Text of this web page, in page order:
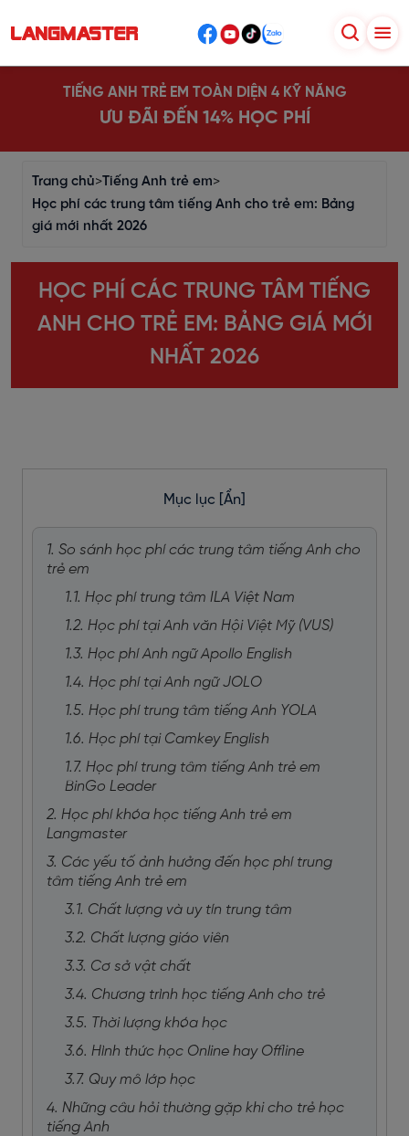
TIẾNG ANH TRẺ EM TOÀN DIỆN 4 KỸ NĂNG
ƯU ĐÃI ĐẾN 14% HỌC PHÍ
Trang chủ>Tiếng Anh trẻ em>
Học phí các trung tâm tiếng Anh cho trẻ em: Bảng
giá mới nhất 2026
HỌC PHÍ CÁC TRUNG TÂM TIẾNG
ANH CHO TRẺ EM: BẢNG GIÁ MỚI
NHẤT 2026
Mục lục [Ẩn]
1. So sánh học phí các trung tâm tiếng Anh cho
trẻ em
1.1. Học phí trung tâm ILA Việt Nam
1.2. Học phí tại Anh văn Hội Việt Mỹ (VUS)
1.3. Học phí Anh ngữ Apollo English
1.4. Học phí tại Anh ngữ JOLO
1.5. Học phí trung tâm tiếng Anh YOLA
1.6. Học phí tại Camkey English
1.7. Học phí trung tâm tiếng Anh trẻ em
BinGo Leader
2. Học phí khóa học tiếng Anh trẻ em
Langmaster
3. Các yếu tố ảnh hưởng đến học phí trung
tâm tiếng Anh trẻ em
3.1. Chất lượng và uy tín trung tâm
3.2. Chất lượng giáo viên
3.3. Cơ sở vật chất
3.4. Chương trình học tiếng Anh cho trẻ
3.5. Thời lượng khóa học
3.6. Hình thức học Online hay Offline
3.7. Quy mô lớp học
4. Những câu hỏi thường gặp khi cho trẻ học
tiếng Anh